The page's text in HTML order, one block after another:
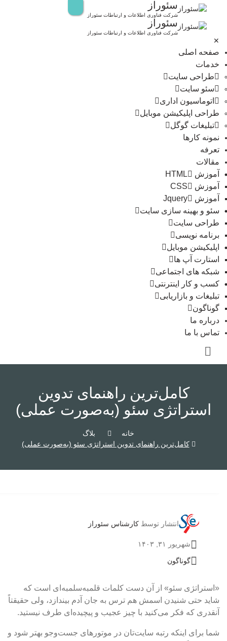
سئوراز
شرکت فناوری اطلاعات و ارتباطات سئوراز
سئوراز
شرکت فناوری اطلاعات و ارتباطات سئوراز
✕
صفحه اصلی
خدمات
طراحی سایت
سئو سایت
اتوماسیون اداری
طراحی اپلیکیشن موبایل
تبلیغات گوگل
نمونه کارها
تعرفه
مقالات
آموزش HTML
آموزش CSS
آموزش Jquery
سئو و بهینه سازی سایت
طراحی سایت
برنامه نویسی
اپلیکیشن موبایل
استارت آپ ها
شبکه های اجتماعی
کسب و کار اینترنتی
تبلیغات و بازاریابی
گوناگون
درباره ما
تماس با ما
کامل‌ترین راهنمای تدوین
استراتژی سئو (به‌صورت عملی)
خانه
بلاگ
کامل‌ترین راهنمای تدوین استراتژی سئو (به‌صورت عملی)
انتشار توسط کارشناس سئوراز
شهریور ۳۱, ۱۴۰۳
گوناگون
«استراتژی سئو» از آن دست کلمات قلمبه‌سلمبه‌‌ای است که
شاید حتی شنیدن اسمش هم ترس به جان آدم بیندازد، ولی حقیقتاً
آنقدری که فکر می‌کنید با چیز عجیب و پیچیده‌ای طرف نیستید.
شما برای اینکه رتبه سایت‌تان در موتورهای جست‌وجو بهتر شود و